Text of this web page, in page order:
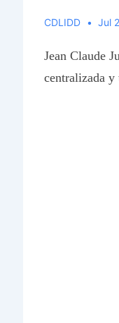
CDLIDD Jul
Jean Claude
centralizada y